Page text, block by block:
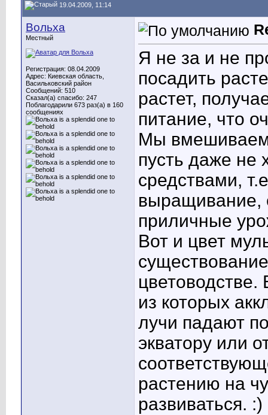
19.04.2009, 11:14
Вольха
Местный
Регистрация: 08.04.2009
Адрес: Киевская область,
Васильковский район
Сообщений: 510
Сказал(а) спасибо: 247
Поблагодарили 673 раз(а) в 160
сообщениях
Я не за и не
посадить
растет,
питание, что
Мы
пусть даже не
средствами,
выращивание,
приличные
Вот и цвет
цветоводстве.
из которых
лучи падают
экватору или
растению на
развиваться. :)